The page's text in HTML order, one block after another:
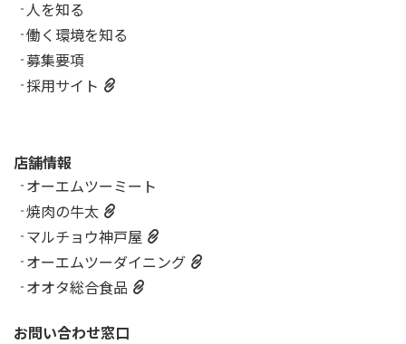
人を知る
働く環境を知る
募集要項
採用サイト
店舗情報
オーエムツーミート
焼肉の牛太
マルチョウ神戸屋
オーエムツーダイニング
オオタ総合食品
お問い合わせ窓口